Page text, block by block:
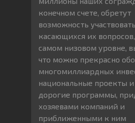
конечном счете, обретут
возможность
касающихся их
самом низовом уровне,
что можно прекрасно
многомиллиардных
национальные проекты
дорогие программы,
хозяевами компаний и
приближенными к ним